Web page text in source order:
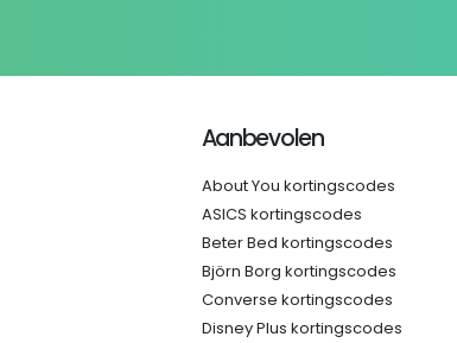
Aanbevolen
About You kortingscodes
ASICS kortingscodes
Beter Bed kortingscodes
Björn Borg kortingscodes
Converse kortingscodes
Disney Plus kortingscodes